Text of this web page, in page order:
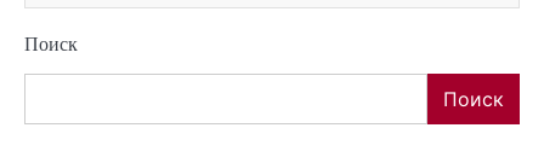
Поиск
Поиск